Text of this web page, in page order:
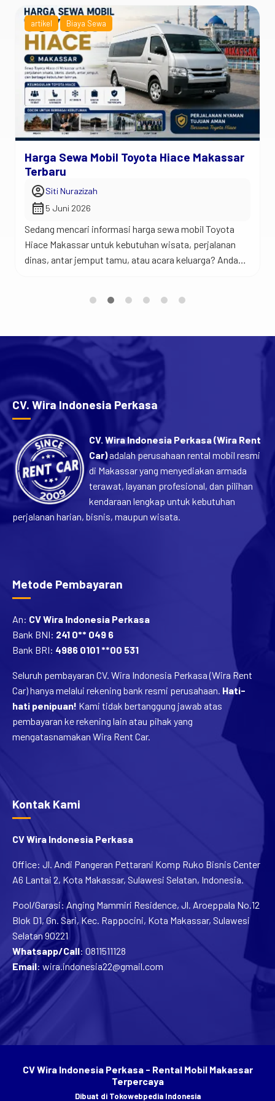
artikel Biaya Sewa
Harga Sewa Mobil Toyota Hiace Makassar
Terbaru
account_circleSiti Nurazizah
calendar_month 5 Juni 2026
Sedang mencari informasi harga sewa mobil Toyota
Hiace Makassar untuk kebutuhan wisata, perjalanan
dinas, antar jemput tamu, atau acara keluarga? Anda
perjalanan rombongan karena menawarkan kabin yang
kenyamanan yang sulit ditandingi mobil keluarga biasa.
CV. Wira Indonesia Perkasa
CV. Wira Indonesia Perkasa (Wira Rent
Car)adalah perusahaan rental mobil resmi
di Makassar yang menyediakan armada
terawat, layanan profesional, dan pilihan
kendaraan lengkap untuk kebutuhan
perjalanan harian, bisnis, maupun wisata.
Metode Pembayaran
An: CV Wira Indonesia Perkasa
Bank BNI: 241 0** 049 6
Bank BRI: 4986 0101 **00 531
Seluruh pembayaran CV. Wira Indonesia Perkasa (Wira Rent
Car) hanya melalui rekening bank resmi perusahaan. Hati-
hati penipuan! Kami tidak bertanggung jawab atas
pembayaran ke rekening lain atau pihak yang
mengatasnamakan Wira Rent Car.
Kontak Kami
CV Wira Indonesia Perkasa
Office: Jl. Andi Pangeran Pettarani Komp Ruko Bisnis Center
A6 Lantai 2, Kota Makassar, Sulawesi Selatan, Indonesia.
Pool/Garasi: Anging Mammiri Residence, Jl. Aroeppala No.12
Blok D1, Gn. Sari, Kec. Rappocini, Kota Makassar, Sulawesi
Selatan 90221
Whatsapp/Call: 0811511128
Email: wira.indonesia22@gmail.com
CV Wira Indonesia Perkasa - Rental Mobil Makassar
Terpercaya
Dibuat di Tokowebpedia Indonesia